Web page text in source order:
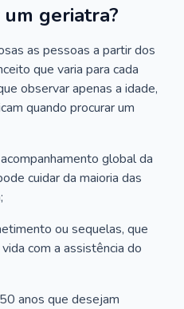
geriatra?
as pessoas a partir dos
que varia para cada
observar apenas a idade,
quando procurar um
global da
cuidar da maioria das
ou sequelas, que
com a assistência do
anos que desejam